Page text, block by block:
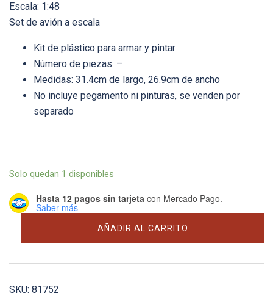
Escala: 1:48
Set de avión a escala
Kit de plástico para armar y pintar
Número de piezas: –
Medidas: 31.4cm de largo, 26.9cm de ancho
No incluye pegamento ni pinturas, se venden por
separado
Solo quedan 1 disponibles
Hasta 12 pagos sin tarjeta con Mercado Pago.
Saber más
Lansen
cantidad
AÑADIR AL CARRITO
SKU: 81752